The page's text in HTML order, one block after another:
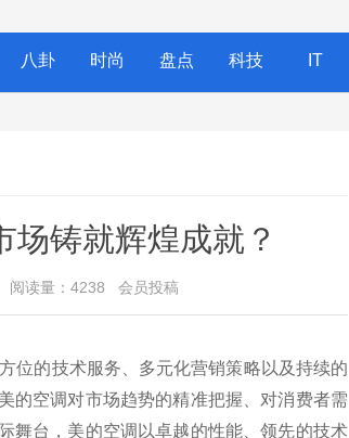
八卦 时尚 盘点 科技 IT
铸就辉煌成就？
阅读量：4238 会员投稿
位的技术服务、多元化营销策略以及持续的
的空调对市场趋势的精准把握、对消费者需
舞台，美的空调以卓越的性能、领先的技术